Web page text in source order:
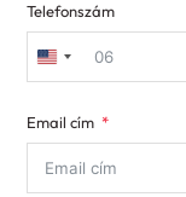
Telefonszám
United
+1
Email cím